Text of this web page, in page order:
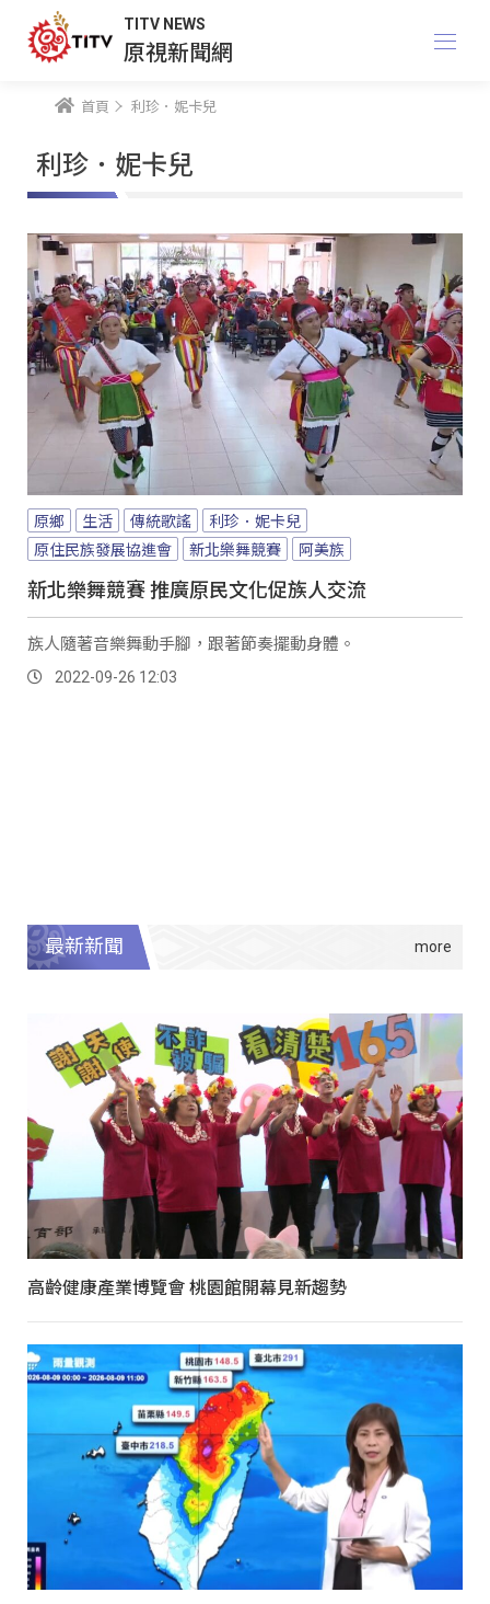
TITV NEWS
原視新聞網
首頁 利珍．妮卡兒
利珍．妮卡兒
原鄉 生活 傳統歌謠
利珍．妮卡兒
原住民族發展協進會
新北樂舞競賽 阿美族
新北樂舞競賽 推廣原民文化促族人交流
族人隨著音樂舞動手腳，跟著節奏擺動身體。
2022-09-26 12:03
最新新聞
高齡健康產業博覽會 桃園館開幕見新趨勢